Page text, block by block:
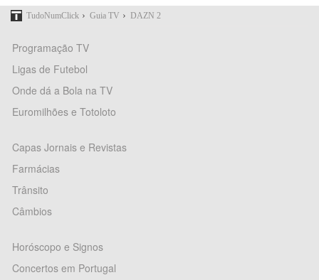
TudoNumClick › Guia TV › DAZN 2
Programação TV
Ligas de Futebol
Onde dá a Bola na TV
Euromilhões e Totoloto
Capas Jornais e Revistas
Farmácias
Trânsito
Câmbios
Horóscopo e Signos
Concertos em Portugal